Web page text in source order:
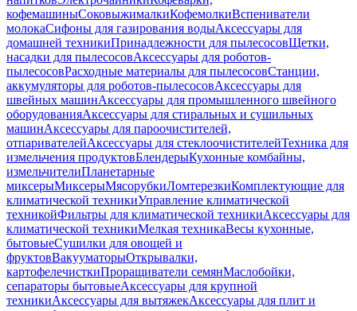
кофемашиныСоковыжималкиКофемолкиВспениватели
молокаСифоны для газирования водыАксессуары для
домашней техникиПринадлежности для пылесосовЩетки,
насадки для пылесосовАксессуары для роботов-
пылесосовРасходные материалы для пылесосовСтанции,
аккумуляторы для роботов-пылесосовАксессуары для
швейных машинАксессуары для промышленного швейного
оборудованияАксессуары для стиральных и сушильных
машинАксессуары для пароочистителей,
отпаривателейАксессуары для стеклоочистителейТехника для
измельчения продуктовБлендерыКухонные комбайны,
измельчителиПланетарные
миксерыМиксерыМясорубкиЛомтерезкиКомплектующие для
климатической техникиУправление климатической
техникойФильтры для климатической техникиАксессуары для
климатической техникиМелкая техникаВесы кухонные,
бытовыеСушилки для овощей и
фруктовВакууматорыОткрывалки,
картофелечисткиПроращиватели семянМаслобойки,
сепараторы бытовыеАксессуары для крупной
техникиАксессуары для вытяжекАксессуары для плит и